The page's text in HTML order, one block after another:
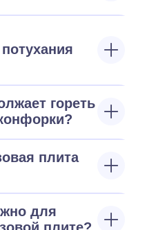
гореть
плита
для